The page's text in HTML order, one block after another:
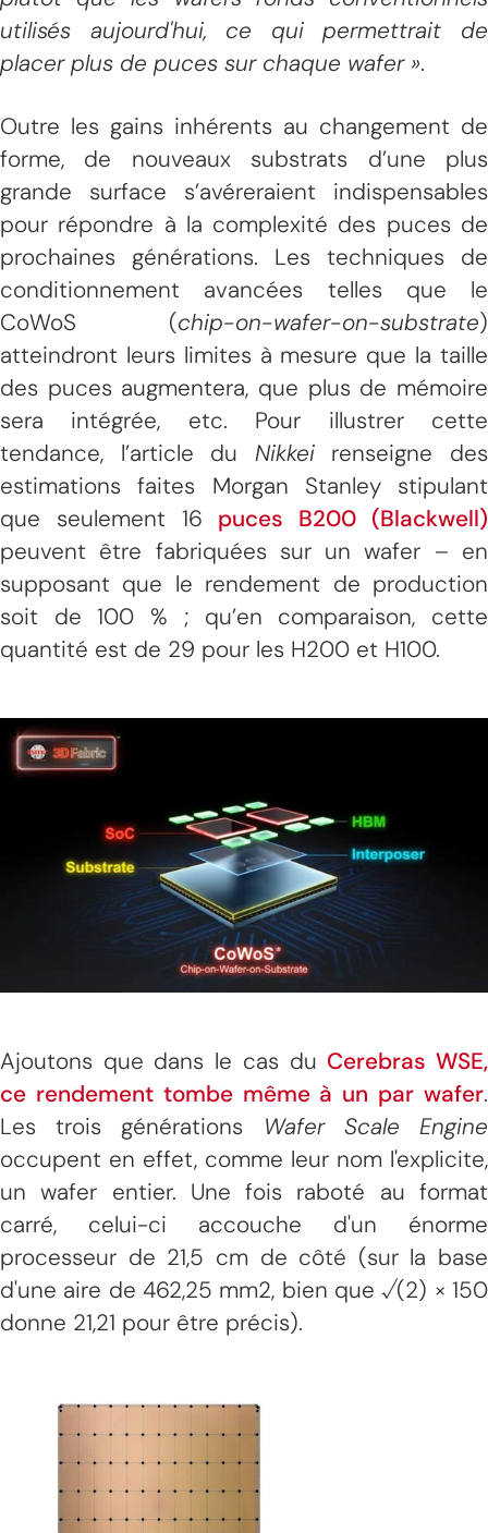
utilisés aujourd'hui, ce qui permettrait de
placer plus de puces sur chaque wafer ».
Outre les gains inhérents au changement de
forme, de nouveaux substrats d’une plus
grande surface s’avéreraient indispensables
pour répondre à la complexité des puces de
prochaines générations. Les techniques de
conditionnement avancées telles que le
CoWoS (chip-on-wafer-on-substrate)
atteindront leurs limites à mesure que la taille
des puces augmentera, que plus de mémoire
sera intégrée, etc. Pour illustrer cette
tendance, l’article du Nikkeirenseigne des
estimations faites Morgan Stanley stipulant
que seulement 16 puces B200 (Blackwell)
peuvent être fabriquées sur un wafer – en
supposant que le rendement de production
soit de 100 % ; qu’en comparaison, cette
quantité est de 29 pour les H200 et H100.
Ajoutons que dans le cas du Cerebras WSE,
ce rendement tombe même à un par wafer.
Les trois générations Wafer Scale Engine
occupent en effet, comme leur nom l'explicite,
un wafer entier. Une fois raboté au format
carré, celui-ci accouche d'un énorme
processeur de 21,5 cm de côté (sur la base
d'une aire de 462,25 mm2, bien que √(2) × 150
donne 21,21 pour être précis).